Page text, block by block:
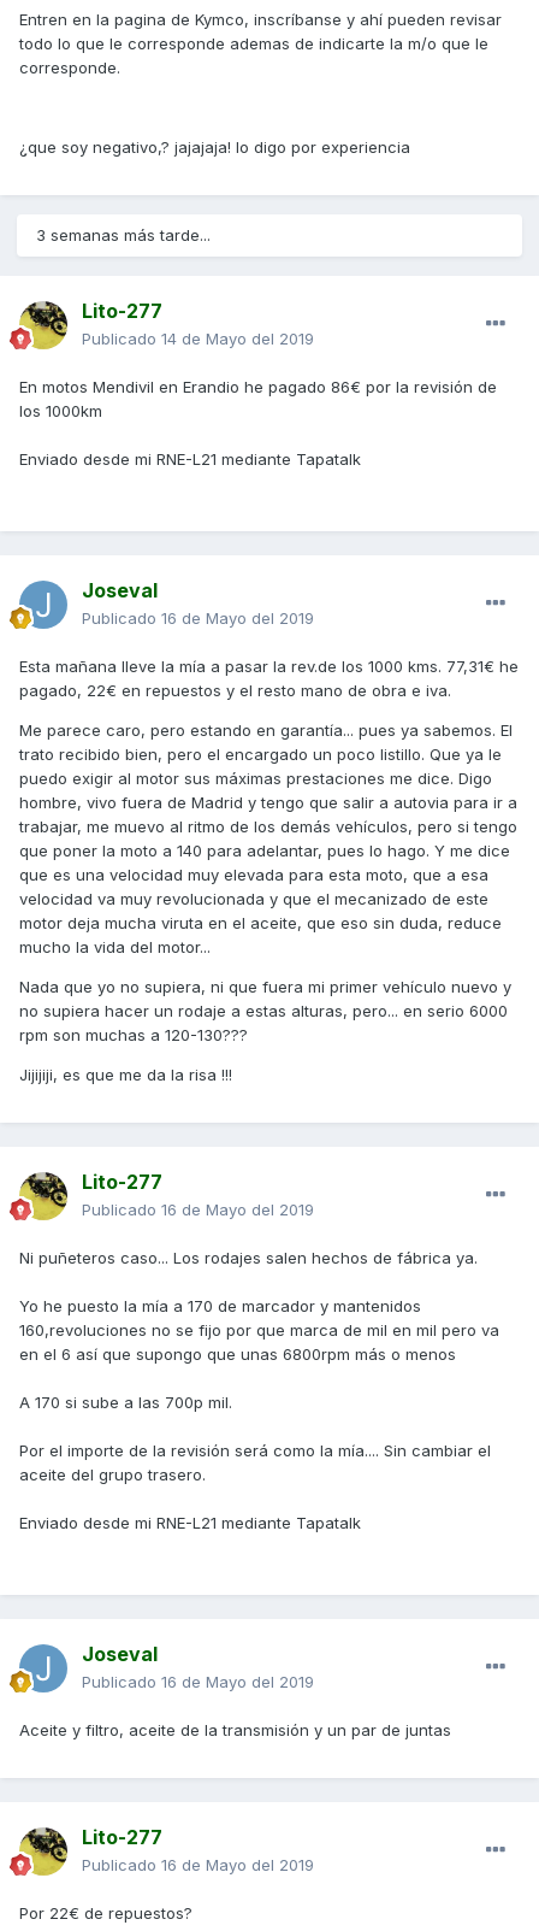
Entren en la pagina de Kymco, inscríbanse y ahí pueden revisar
todo lo que le corresponde ademas de indicarte la m/o que le
corresponde.
¿que soy negativo,? jajajaja! lo digo por experiencia
3 semanas más tarde...
Lito-277
Publicado 14 de Mayo del 2019
En motos Mendivil en Erandio he pagado 86€ por la revisión de
los 1000km
Enviado desde mi RNE-L21 mediante Tapatalk
Joseval
Publicado 16 de Mayo del 2019
Esta mañana lleve la mía a pasar la rev.de los 1000 kms. 77,31€ he
pagado, 22€ en repuestos y el resto mano de obra e iva.
Me parece caro, pero estando en garantía... pues ya sabemos. El
trato recibido bien, pero el encargado un poco listillo. Que ya le
puedo exigir al motor sus máximas prestaciones me dice. Digo
hombre, vivo fuera de Madrid y tengo que salir a autovia para ir a
trabajar, me muevo al ritmo de los demás vehículos, pero si tengo
que poner la moto a 140 para adelantar, pues lo hago. Y me dice
que es una velocidad muy elevada para esta moto, que a esa
velocidad va muy revolucionada y que el mecanizado de este
motor deja mucha viruta en el aceite, que eso sin duda, reduce
mucho la vida del motor...
Nada que yo no supiera, ni que fuera mi primer vehículo nuevo y
no supiera hacer un rodaje a estas alturas, pero... en serio 6000
rpm son muchas a 120-130???
Jijijiji, es que me da la risa !!!
Lito-277
Publicado 16 de Mayo del 2019
Ni puñeteros caso... Los rodajes salen hechos de fábrica ya.
Yo he puesto la mía a 170 de marcador y mantenidos
160,revoluciones no se fijo por que marca de mil en mil pero va
en el 6 así que supongo que unas 6800rpm más o menos
A 170 si sube a las 700p mil.
Por el importe de la revisión será como la mía.... Sin cambiar el
aceite del grupo trasero.
Enviado desde mi RNE-L21 mediante Tapatalk
Joseval
Publicado 16 de Mayo del 2019
Aceite y filtro, aceite de la transmisión y un par de juntas
Lito-277
Publicado 16 de Mayo del 2019
Por 22€ de repuestos?